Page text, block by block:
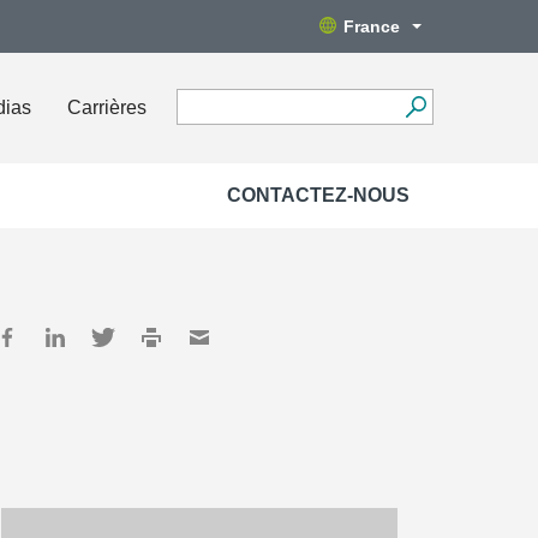
France
Carrières
CONTACTEZ-NOUS